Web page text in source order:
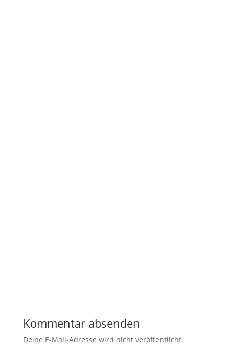
Kommentar absenden
Deine E-Mail-Adresse wird nicht veröffentlicht.